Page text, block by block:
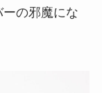
の邪魔にな